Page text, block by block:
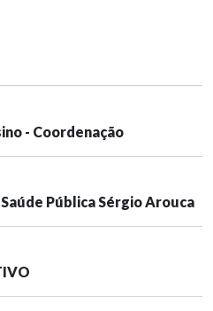
- Coordenação
Saúde Pública Sérgio Arouca